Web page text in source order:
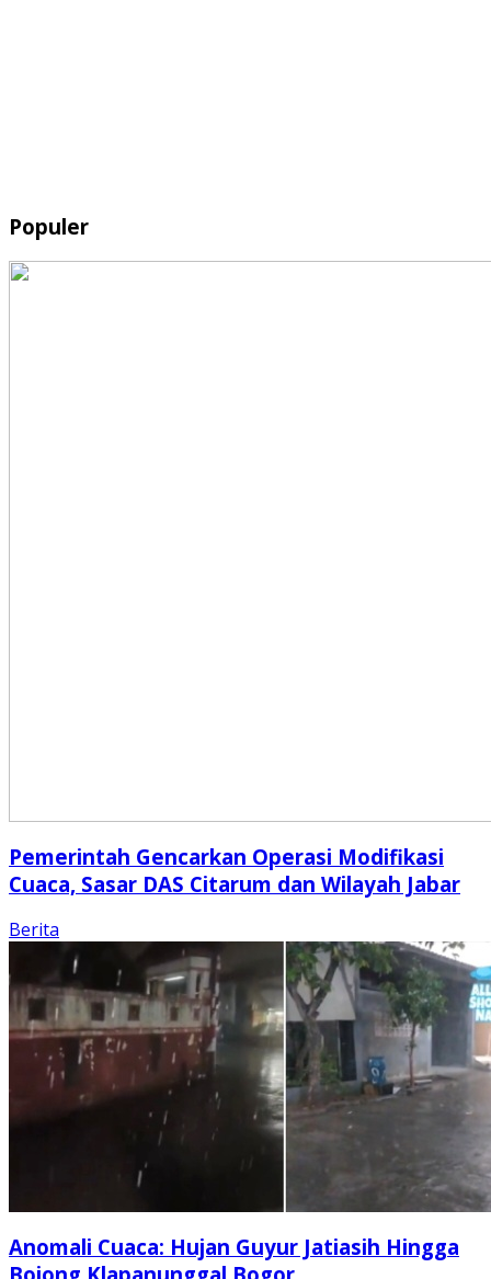
Populer
Pemerintah Gencarkan Operasi Modifikasi
Cuaca, Sasar DAS Citarum dan Wilayah Jabar
Berita
Anomali Cuaca: Hujan Guyur Jatiasih Hingga